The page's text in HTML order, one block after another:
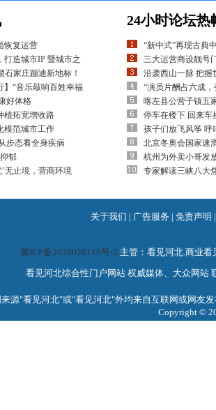
恢复运营
打造城市IP 暨城市之
石家庄蹦迪新地标！
】“音乐敲响百姓幸福
好体格
植拓宽增收路
模范城市工作
步态看全身疾病
郁
无止境，营商环境
24小时论坛热
“新中式”再现古典
三大运营商设靓号
沿袭西山一脉 把握
“演员片酬占六成
喀左县公营子镇五
停车在楼下 回来车
孩子们放飞风筝 呼
北京冬奥会国家速
杭州为外卖小哥发
专家解读三峡八大
关于我们 | 广告服务 | 免责声明
冀ICP备2020026118号-2 主管：看见河北.商业
看见河北综合性门户网站 权威媒体、大众网站
源"看见河北"或"看见河北"外均来自互联网或网友
Copyright ©